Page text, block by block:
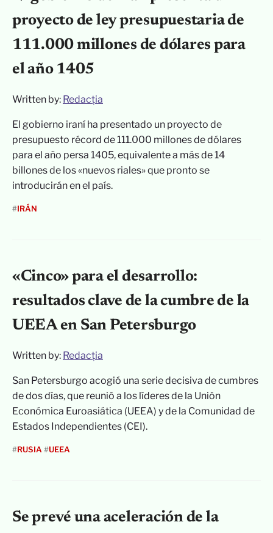
proyecto de ley presupuestaria de
111.000 millones de dólares para
el año 1405
Written by: Redacția
El gobierno iraní ha presentado un proyecto de
presupuesto récord de 111.000 millones de dólares
para el año persa 1405, equivalente a más de 14
billones de los «nuevos riales» que pronto se
introducirán en el país.
#IRÁN
«Cinco» para el desarrollo:
resultados clave de la cumbre de la
UEEA en San Petersburgo
Written by: Redacția
San Petersburgo acogió una serie decisiva de cumbres
de dos días, que reunió a los líderes de la Unión
Económica Euroasiática (UEEA) y de la Comunidad de
Estados Independientes (CEI).
#RUSIA #UEEA
Se prevé una aceleración de la